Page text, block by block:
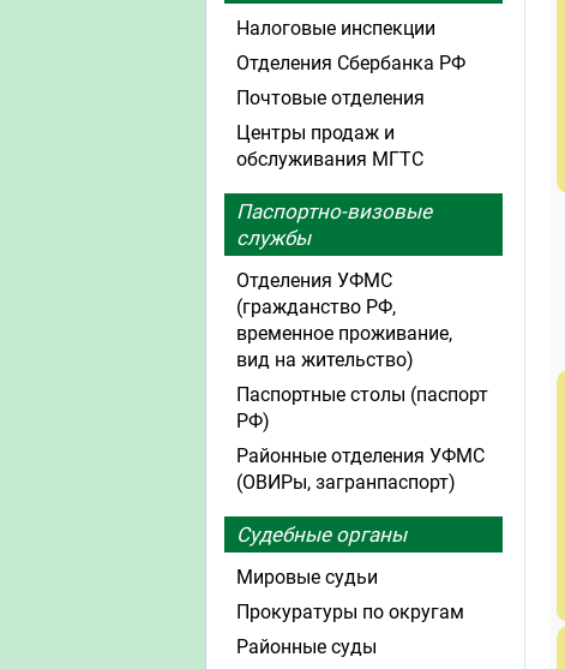
Налоговые инспекции
Отделения Сбербанка РФ
Почтовые отделения
Центры продаж и
обслуживания МГТС
Паспортно-визовые
службы
Отделения УФМС
(гражданство РФ,
временное проживание,
вид на жительство)
Паспортные столы (паспорт
РФ)
Районные отделения УФМС
(ОВИРы, загранпаспорт)
Судебные органы
Мировые судьи
Прокуратуры по округам
Районные суды